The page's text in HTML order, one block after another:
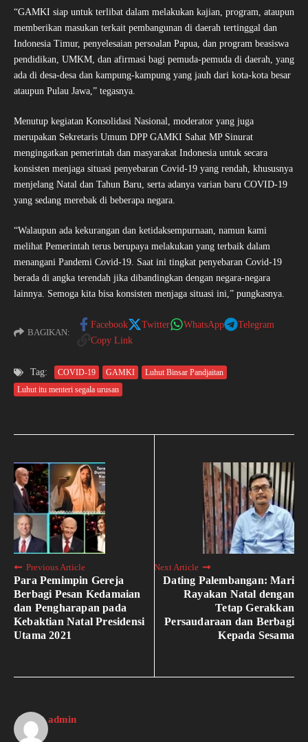
“GAMKI siap untuk terlibat dalam melakukan kajian, program, ataupun
memberikan masukan terkait pembangunan di daerah tertinggal dan
Indonesia Timur, penyelesaian persoalan Papua, dan program beasiswa
pendidikan, UMKM, dan afirmasi bagi pemuda-pemuda di daerah, yang
ada di desa-desa dan kampung-kampung yang jauh dari kota-kota besar
ataupun Pulau Jawa,” tegasnya.
Menutup kegiatan Konsolidasi Nasional, moderator yang juga
merupakan Sekretaris Umum DPP GAMKI Sahat MP Sinurat
mengingatkan pemerintah dan masyarakat Indonesia untuk secara
konsisten menjaga situasi penyebaran Covid-19 yang rendah, khususnya
menjelang Natal dan Tahun Baru, serta adanya varian baru COVID-19
yang sedang merebak di beberapa negara.
“Walaupun ada kekurangan dan ketidaksempurnaan, namun kami
melihat Pemerintah terus berupaya melakukan yang terbaik dalam
menangani Pandemi Covid-19. Saat ini tingkat penyebaran Covid-19
berada di angka terendah jika dibandingkan dengan negara-negara
lainnya. Semoga kita bisa konsisten menjaga situasi ini,” pungkasnya.
BAGIKAN:
Facebook Twitter WhatsApp
Telegram
Copy Link
Tag: COVID-19 GAMKI
Luhut Binsar Pandjaitan
Luhut itu menteri segala urusan
Previous Article
Para Pemimpin Gereja
Berbagi Pesan Kedamaian
dan Pengharapan pada
Kebaktian Natal Presidensi
Utama 2021
Next Article
Dating Palembangan: Mari
Rayakan Natal dengan
Tetap Gerakkan
Persaudaraan dan Berbagi
Kepada Sesama
admin